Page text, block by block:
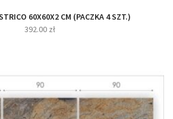
60X60X2 CM (PACZKA 4 SZT.)
392.00 zł